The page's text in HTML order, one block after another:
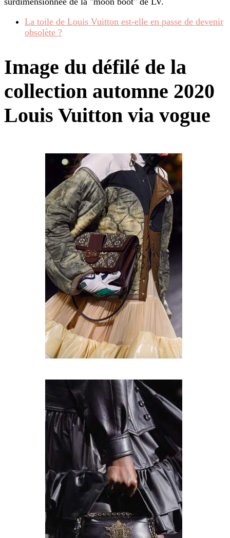
La toile de Louis Vuitton est-elle en passe de devenir
obsolète ?
Image du défilé de la
collection automne 2020
Louis Vuitton via vogue